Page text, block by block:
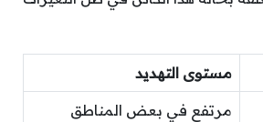
مستوى التهديد
مرتفع في بعض المناطق